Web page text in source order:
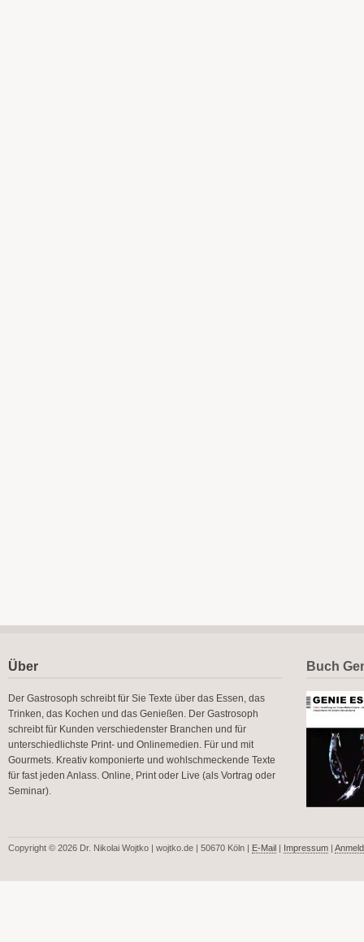
Über
Der Gastrosoph schreibt für Sie Texte über das Essen, das
Trinken, das Kochen und das Genießen. Der Gastrosoph
schreibt für Kunden verschiedenster Branchen und für
unterschiedlichste Print- und Onlinemedien. Für und mit
Gourmets. Kreativ komponierte und wohlschmeckende Texte
für fast jeden Anlass. Online, Print oder Live (als Vortrag oder
Seminar).
Buch
Copyright © 2026 Dr. Nikolai Wojtko | wojtko.de | 50670 Köln | E-Mail | Impressum |